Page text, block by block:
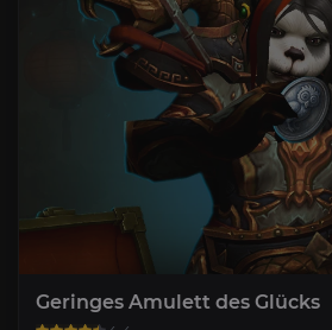
Geringes Amulett des Glücks